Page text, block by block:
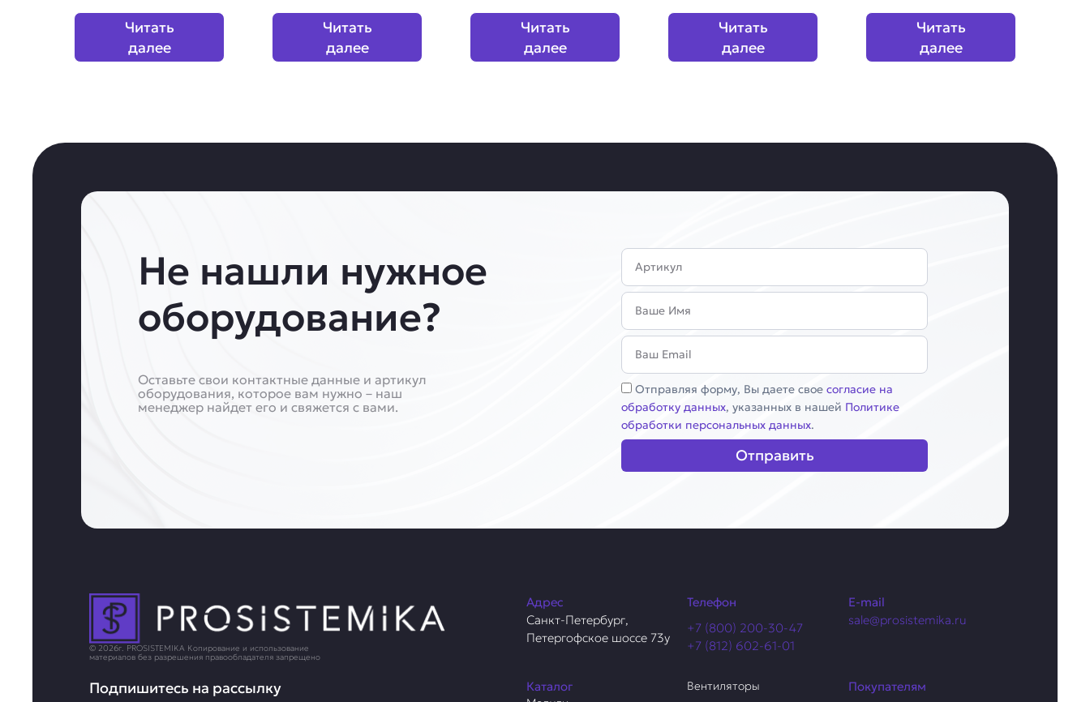
Читать
далее
Читать
далее
Читать
далее
Читать
далее
Читать
далее
Не нашли нужное
оборудование?
Оставьте свои контактные данные и артикул
оборудования, которое вам нужно – наш
менеджер найдет его и свяжется с вами.
Артикул
Имя
Email
Соглашение
Отправляя форму, Вы даете своесогласие на
обработку данных, указанных в нашей Политике
обработки персональных данных.
Отправить
© 2026г. PROSISTEMIKA Копирование и использование
материалов без разрешения правообладателя запрещено
Адрес
Санкт-Петербург,
Петергофское шоссе 73у
Телефон
+7 (800) 200-30-47
+7 (812) 602-61-01
E-mail
sale@prosistemika.ru
Подпишитесь на рассылку Каталог
Вентиляторы
Покупателям